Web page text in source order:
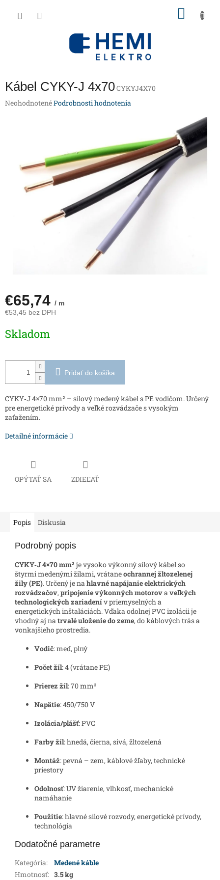
Kábel CYKY-J 4x70CYKYJ4X70
Priemerné
hviezdičiek.
NeohodnotenéPodrobnosti hodnotenia
€65,74 / m
€53,45 bez DPH
cena:
Skladom
Pridať do košíka
CYKY‑J 4×70 mm² – silový medený kábel s PE vodičom. Určený
pre energetické prívody a veľké rozvádzače s vysokým
zaťažením.
Detailné informácie
OPÝTAŤ SA ZDIEĽAŤ
Popis Diskusia
Podrobný popis
CYKY‑J 4×70 mm² je vysoko výkonný silový kábel so
štyrmi medenými žilami, vrátaneochrannej žltozelenej
žily (PE). Určený je nahlavné napájanie elektrických
rozvádzačov,pripojenie výkonných motorovaveľkých
technologických zariadenív priemyselných a
energetických inštaláciách. Vďaka odolnej PVC izolácii je
vhodný aj natrvalé uloženie do zeme, do káblových trás a
vonkajšieho prostredia.
Vodič: meď, plný
Počet žíl: 4 (vrátane PE)
Prierez žíl: 70 mm²
Napätie: 450/750 V
Izolácia/plášť: PVC
Farby žíl: hnedá, čierna, sivá, žltozelená
Montáž: pevná – zem, káblové žľaby, technické
priestory
Odolnosť: UV žiarenie, vlhkosť, mechanické
namáhanie
Použitie: hlavné silové rozvody, energetické prívody,
technológia
Dodatočné parametre
Kategória:
Medené káble
Hmotnosť: 3.5 kg